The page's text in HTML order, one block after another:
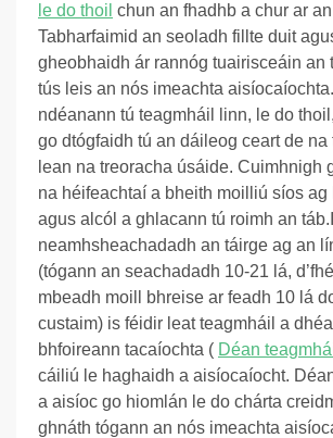
le do thoil chun an fhadhb a chur ar
Tabharfaimid an seoladh fillte duit
gheobhaidh ár rannóg tuairisceáin an
tús leis an nós imeachta aisíocaíochta.
ndéanann tú teagmháil linn, le do
go dtógfaidh tú an dáileog ceart de na
lean na treoracha úsáide. Cuimhnigh
na héifeachtaí a bheith moilliú síos
agus alcól a ghlacann tú roimh an táb.
neamhsheachadadh an táirge ag an
(tógann an seachadadh 10-21 lá,
mbeadh moill bhreise ar feadh 10 lá
custaim) is féidir leat teagmháil a
bhfoireann tacaíochta ( Déan
cáiliú le haghaidh a aisíocaíocht.
a aisíoc go hiomlán le do chárta
ghnáth tógann an nós imeachta